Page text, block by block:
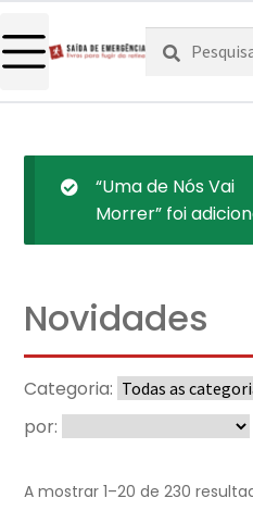
Pesquisar
por:
Pesquisa
“Uma de Nós Vai
Morrer” foi
Novidades
Categoria:
por:
A mostrar 1–20 de 230